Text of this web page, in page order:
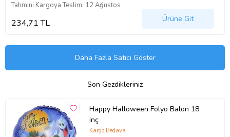
Tahmini Kargoya Teslim: 12 Ağustos
234,71 TL Ürüne Git
Daha Fazla Satıcı Göster
Son Gezdikleriniz
Happy Halloween Folyo Balon 18
inç
Kargo Bedava